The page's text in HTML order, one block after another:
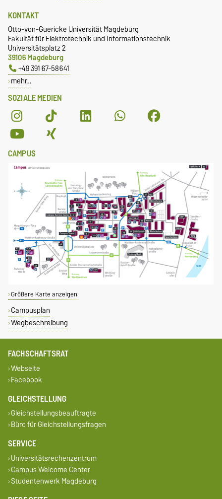
SOZIALE MEDIEN
KONTAKT
Otto-von-Guericke Universität Magdeburg
Fakultät für Elektrotechnik und Informationstechnik
Universitätsplatz 2
39106 Magdeburg
+49 391 67-58641
mehr…
CAMPUS
Größere Karte anzeigen
Campusplan
Wegbeschreibung
FACHSCHAFTSRAT
Webseite
Facebook
GLEICHSTELLUNG
Gleichstellungsbeauftragte
Büro für Gleichstellungsfragen
SERVICE
Universitätsrechenzentrum
Campus Welcome Center
Studentenwerk Magdeburg